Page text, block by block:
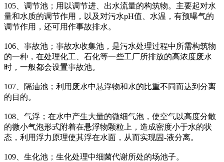
105、调节池；用以调节进、出水流量的构筑物。主要起对水
量和水质的调节作用，以及对污水pH值、水温，有预曝气的
调节作用，还可用作事故排水。
106、事故池；事故水收集池，是污水处理过程中所需构筑物
的一种，在处理化工、石化等一些工厂所排放的高浓度废水
时，一般都会设置事故池。
107、隔油池；利用废水中悬浮物和水的比重不同而达到分离
的目的。
108、气浮；在水中产生大量的微细气泡，使空气以高度分散
的微小气泡形式附着在悬浮物颗粒上，造成密度小于水的状
态，利用浮力原理使其浮在水面，从而实现固-液分离。
109、生化池；生化处理中细菌代谢所处的场池子。